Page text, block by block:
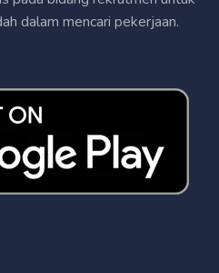
dalam mencari pekerjaan.